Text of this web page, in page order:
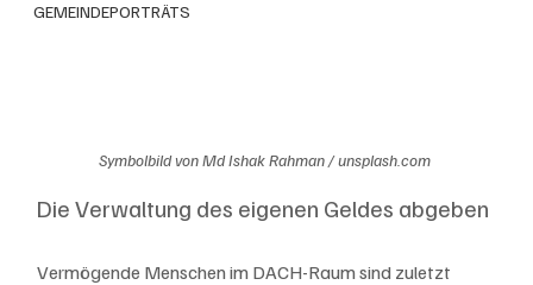
GEMEINDEPORTRÄTS
Symbolbild von Md Ishak Rahman / unsplash.com
Die Verwaltung des eigenen Geldes abgeben
Vermögende Menschen im DACH-Raum sind zuletzt